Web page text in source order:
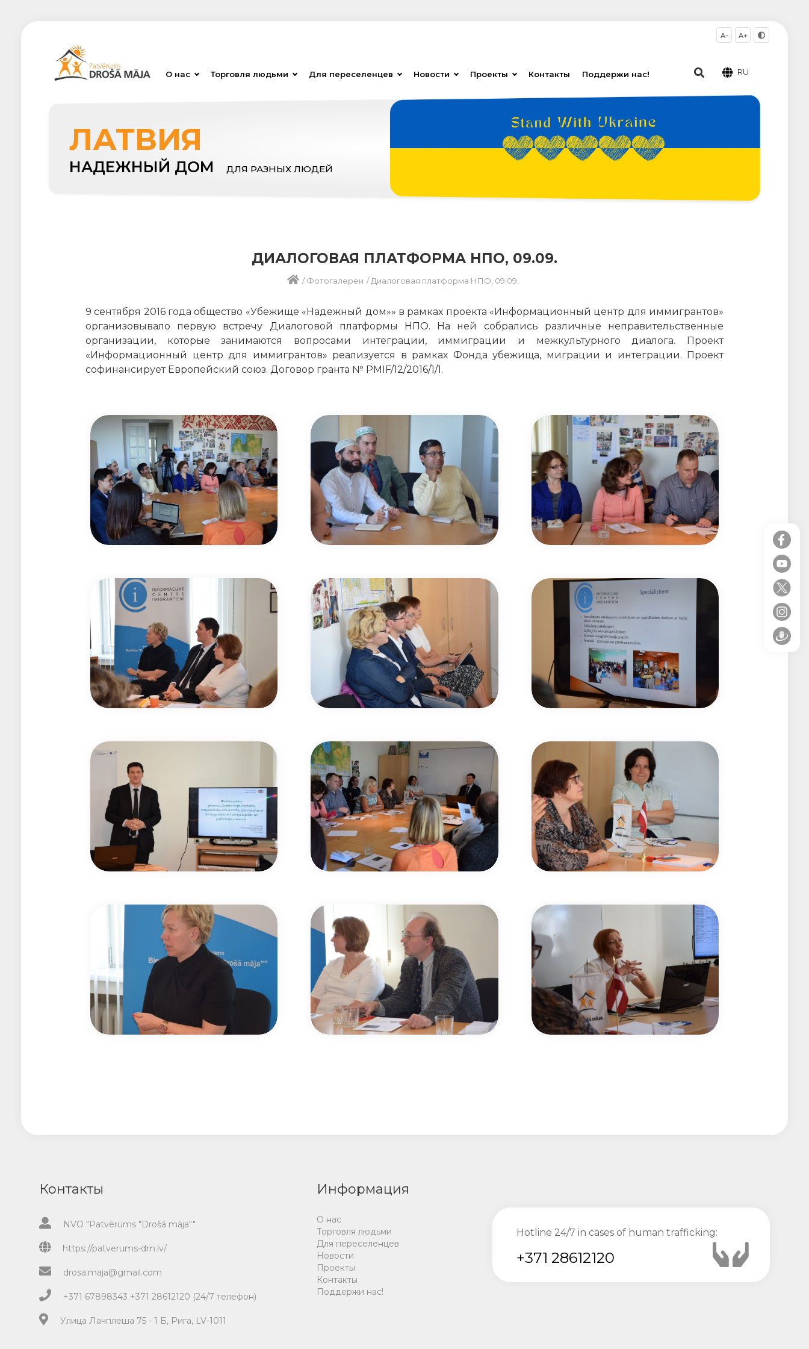
О нас Торговля людьми Для переселенцев Новости Проекты Контакты Поддержи нас!
A- A+
RU
ЛАТВИЯ
НАДЕЖНЫЙ ДОМ ДЛЯ РАЗНЫХ ЛЮДЕЙ
ДИАЛОГОВАЯ ПЛАТФОРМА НПО, 09.09.
/Фотогалереи /Диалоговая платформа НПО, 09.09.
9 сентября 2016 года общество «Убежище «Надежный дом»» в рамках проекта «Информационный центр для иммигрантов»
организовывало первую встречу Диалоговой платформы НПО. На ней собрались различные неправительственные
организации, которые занимаются вопросами интеграции, иммиграции и межкультурного диалога. Проект
«Информационный центр для иммигрантов» реализуется в рамках Фонда убежища, миграции и интеграции. Проект
софинансирует Европейский союз. Договор гранта № PMIF/12/2016/1/1.
Контакты
NVO "Patvērums "Drošā māja""
https://patverums-dm.lv/
drosa.maja@gmail.com
+371 67898343 +371 28612120 (24/7 телефон)
Улица Лачплеша 75 - 1 Б, Рига, LV-1011
Информация
О нас
Торговля людьми
Для переселенцев
Новости
Проекты
Контакты
Поддержи нас!
Hotline 24/7 in cases of human trafficking:
+371 28612120